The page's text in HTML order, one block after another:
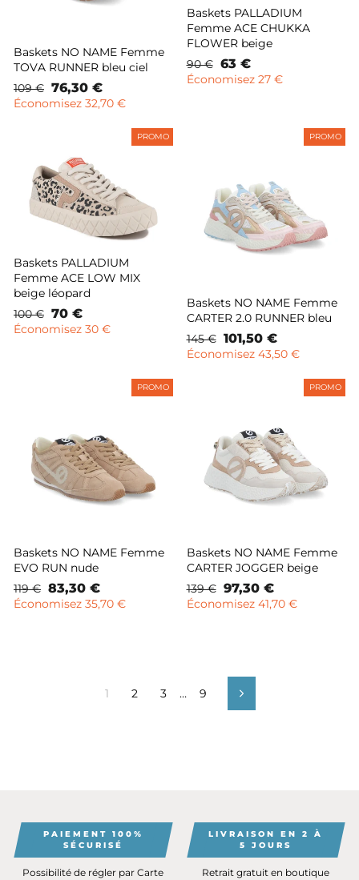
Baskets NO NAME Femme
TOVA RUNNER bleu ciel
Prix
normal
109 € Prix
remisé
76,30 €
Économisez 32,70 €
Baskets PALLADIUM
Femme ACE CHUKKA
FLOWER beige
Prix
normal
90 € Prix
remisé
63 €
Économisez 27 €
PROMO
Baskets PALLADIUM
Femme ACE LOW MIX
beige léopard
Prix
normal
100 € Prix
remisé
70 €
Économisez 30 €
PROMO
Baskets NO NAME Femme
CARTER 2.0 RUNNER bleu
Prix
normal
145 € Prix
remisé
101,50 €
Économisez 43,50 €
PROMO
Baskets NO NAME Femme
EVO RUN nude
Prix
normal
119 € Prix
remisé
83,30 €
Économisez 35,70 €
PROMO
Baskets NO NAME Femme
CARTER JOGGER beige
Prix
normal
139 € Prix
remisé
97,30 €
Économisez 41,70 €
1 2 3 … 9 Suivant
PAIEMENT 100%
SÉCURISÉ
Possibilité de régler par Carte
LIVRAISON EN 2 À
5 JOURS
Retrait gratuit en boutique